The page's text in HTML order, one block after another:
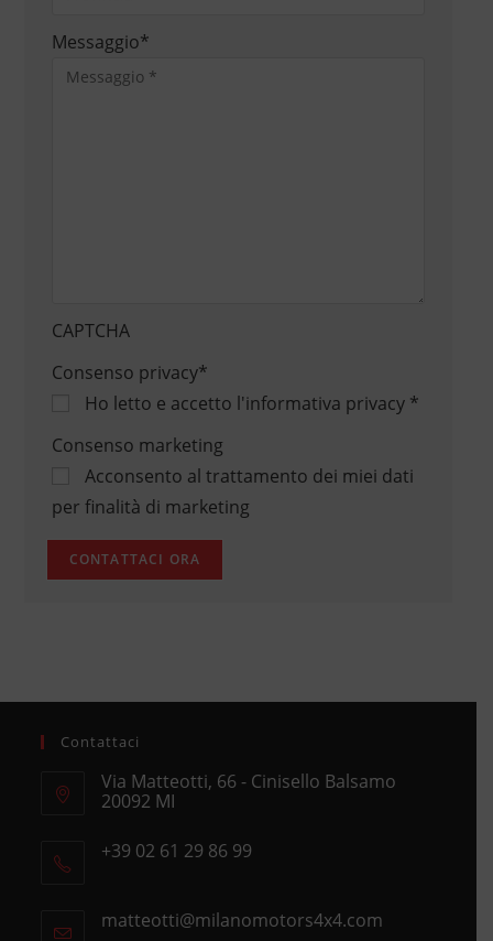
Messaggio*
CAPTCHA
Consenso privacy*
Ho letto e accetto l'informativa privacy*
Consenso marketing
Acconsento al trattamento dei miei dati
per finalità di marketing
Contattaci
Via Matteotti, 66 - Cinisello Balsamo
20092 MI
in
+39 02 61 29 86 99
your
matteotti@milanomotors4x4.comOpens